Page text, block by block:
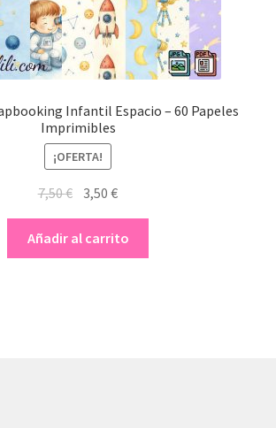
Infantil Espacio – 60 Papeles
Imprimibles
¡OFERTA!
7,50€ El
original
era:
3,50€El
actual
es:
Añadir al carrito